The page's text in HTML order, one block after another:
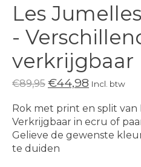
Les
-
verkrijgbaar
€89,95 €44,98 Incl. btw
Rok met print en split van
Verkrijgbaar in ecru of
Gelieve de gewenste
te duiden